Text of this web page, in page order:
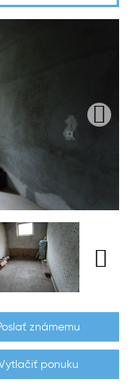
známemu
ponuku